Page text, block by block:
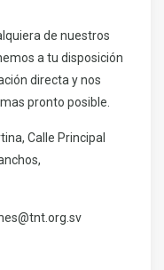
de nuestros
a tu disposición
directa y nos
pronto posible.
Calle Principal